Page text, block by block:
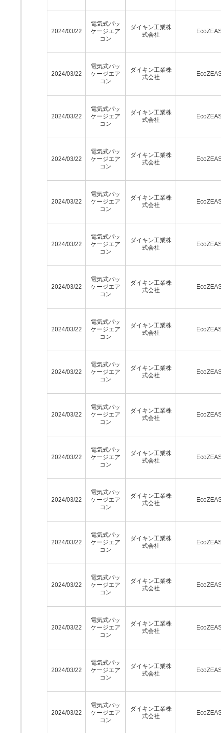
2024/03/22
電気式パッ
ケージエア
コン
ダイキン工業株
式会社
2024/03/22
電気式パッ
ケージエア
コン
ダイキン工業株
式会社
2024/03/22
電気式パッ
ケージエア
コン
ダイキン工業株
式会社
2024/03/22
電気式パッ
ケージエア
コン
ダイキン工業株
式会社
2024/03/22
電気式パッ
ケージエア
コン
ダイキン工業株
式会社
2024/03/22
電気式パッ
ケージエア
コン
ダイキン工業株
式会社
2024/03/22
電気式パッ
ケージエア
コン
ダイキン工業株
式会社
2024/03/22
電気式パッ
ケージエア
コン
ダイキン工業株
式会社
2024/03/22
電気式パッ
ケージエア
コン
ダイキン工業株
式会社
2024/03/22
電気式パッ
ケージエア
コン
ダイキン工業株
式会社
2024/03/22
電気式パッ
ケージエア
コン
ダイキン工業株
式会社
2024/03/22
電気式パッ
ケージエア
コン
ダイキン工業株
式会社
2024/03/22
電気式パッ
ケージエア
コン
ダイキン工業株
式会社
2024/03/22
電気式パッ
ケージエア
コン
ダイキン工業株
式会社
2024/03/22
電気式パッ
ケージエア
コン
ダイキン工業株
式会社
2024/03/22
電気式パッ
ケージエア
コン
ダイキン工業株
式会社
2024/03/22
電気式パッ
ケージエア
コン
ダイキン工業株
式会社